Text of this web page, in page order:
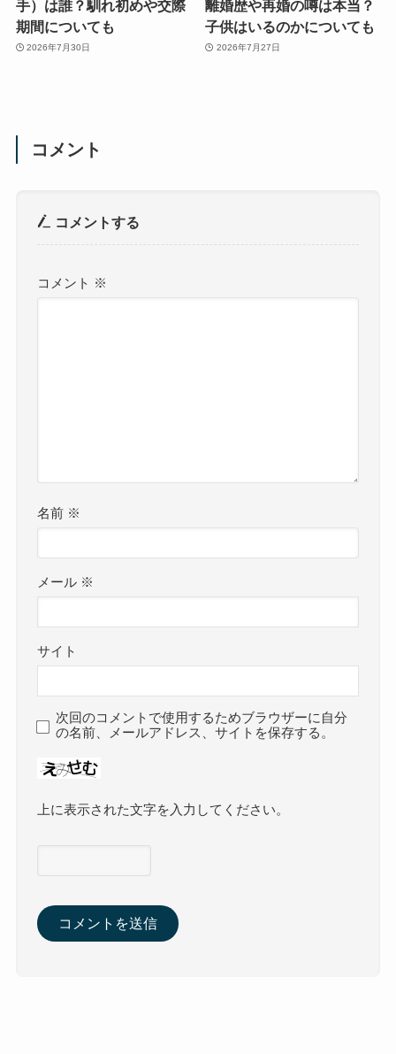
手）は誰？馴れ初めや交際
期間についても
2026年7月30日
離婚歴や再婚の噂は本当？
子供はいるのかについても
2026年7月27日
コメント
コメントする
コメント ※
名前 ※
メール ※
サイト
次回のコメントで使用するためブラウザーに自分
の名前、メールアドレス、サイトを保存する。
上に表示された文字を入力してください。